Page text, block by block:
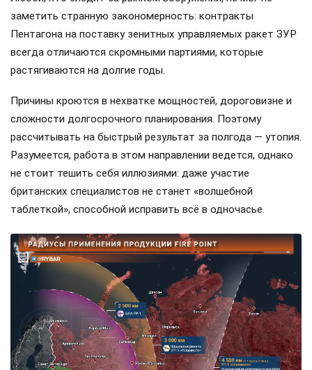
заметить странную закономерность: контракты
Пентагона на поставку зенитных управляемых ракет ЗУР
всегда отличаются скромными партиями, которые
растягиваются на долгие годы.
Причины кроются в нехватке мощностей, дороговизне и
сложности долгосрочного планирования. Поэтому
рассчитывать на быстрый результат за полгода — утопия.
Разумеется, работа в этом направлении ведется, однако
не стоит тешить себя иллюзиями: даже участие
британских специалистов не станет «волшебной
таблеткой», способной исправить всё в одночасье.